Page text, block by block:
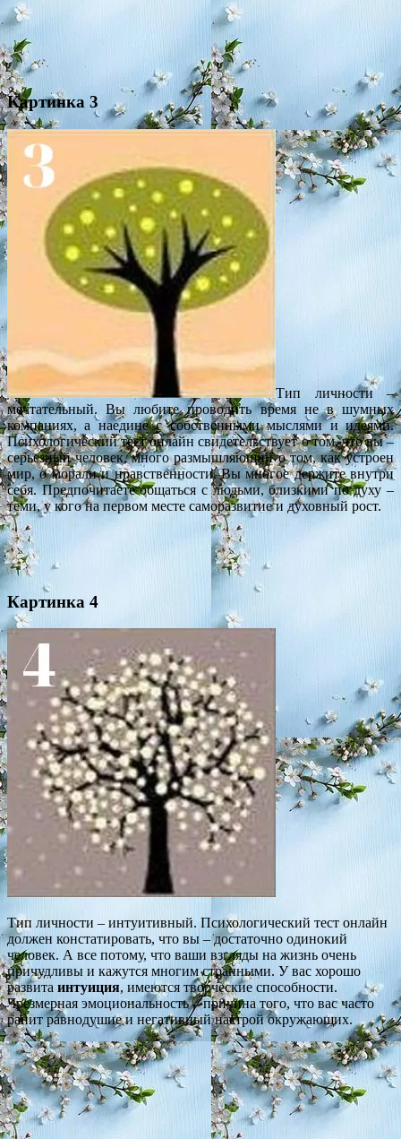
Картинка 3
Тип личности –
мечтательный. Вы любите проводить время не в шумных
компаниях, а наедине с собственными мыслями и идеями.
Психологический тест онлайн свидетельствует о том, что вы –
серьезный человек, много размышляющий о том, как устроен
мир, о морали и нравственности. Вы многое держите внутри
себя. Предпочитаете общаться с людьми, близкими по духу –
теми, у кого на первом месте саморазвитие и духовный рост.
Картинка 4
Тип личности – интуитивный. Психологический тест онлайн
должен констатировать, что вы – достаточно одинокий
человек. А все потому, что ваши взгляды на жизнь очень
причудливы и кажутся многим странными. У вас хорошо
развита интуиция, имеются творческие способности.
Чрезмерная эмоциональность – причина того, что вас часто
ранит равнодушие и негативный настрой окружающих.